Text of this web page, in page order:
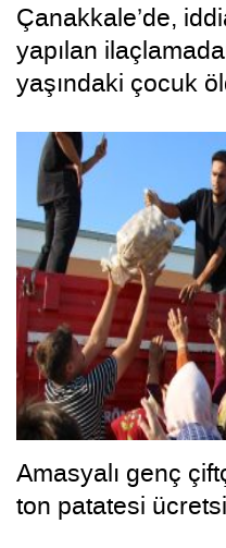
Çanakkale’de,
yapılan
yaşındaki çocuk
Amasyalı genç
ton patatesi